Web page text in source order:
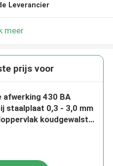
Leverancier
meer
prijs voor
afwerking 430 BA
staalplaat 0,3 - 3,0 mm
koudgewalst